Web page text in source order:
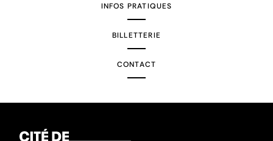
INFOS PRATIQUES
BILLETTERIE
CONTACT